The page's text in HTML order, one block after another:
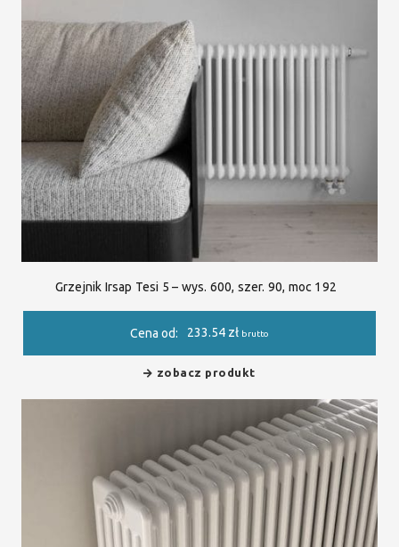
Grzejnik Irsap Tesi 5 – wys. 600, szer. 90, moc 192
Cena od: 233.54 zł brutto
zobacz produkt